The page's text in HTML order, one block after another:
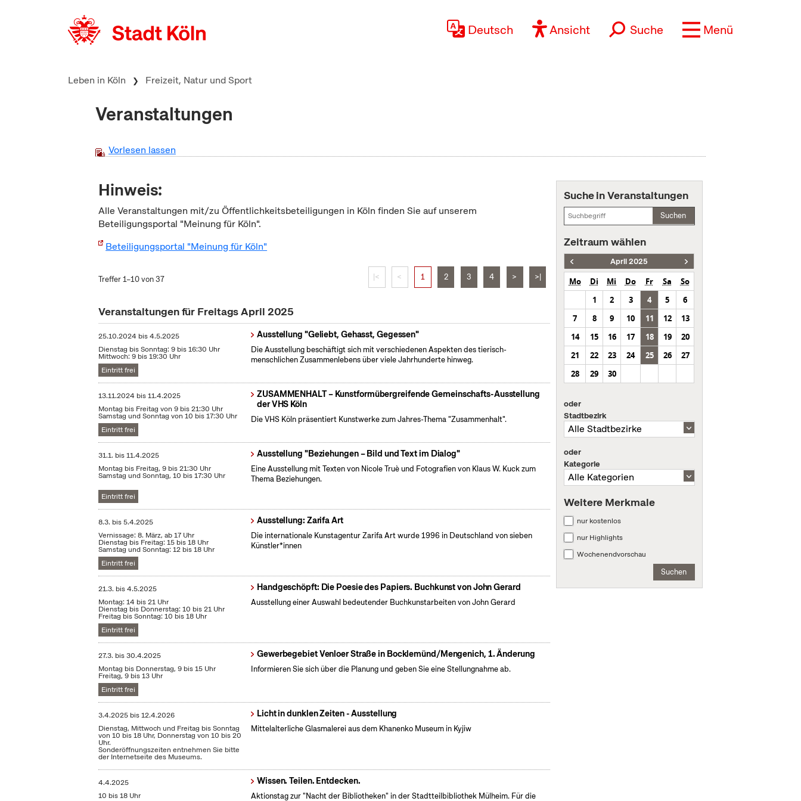
Deutsch Ansicht Suche Menü
Leben in Köln Freizeit, Natur und Sport
Veranstaltungen
Vorlesen lassen
Hinweis:
Alle Veranstaltungen mit/zu Öffentlichkeitsbeteiligungen in Köln finden Sie auf unserem
Beteiligungsportal "Meinung für Köln".
Beteiligungsportal "Meinung für Köln"
Treffer 1–10 von 37 |< < 1 2 3 4 > >|
Veranstaltungen für Freitags April 2025
25.10.2024 bis4.5.2025
Dienstag bis Sonntag: 9 bis 16:30 Uhr
Mittwoch: 9 bis 19:30 Uhr
Eintritt frei
Ausstellung "Geliebt, Gehasst, Gegessen"
Die Ausstellung beschäftigt sich mit verschiedenen Aspekten des tierisch-
menschlichen Zusammenlebens über viele Jahrhunderte hinweg.
13.11.2024 bis11.4.2025
Montag bis Freitag von 9 bis 21:30 Uhr
Samstag und Sonntag von 10 bis 17:30 Uhr
Eintritt frei
ZUSAMMENHALT – Kunstformübergreifende Gemeinschafts-Ausstellung
der VHS Köln
Die VHS Köln präsentiert Kunstwerke zum Jahres-Thema "Zusammenhalt".
31.1. bis11.4.2025
Montag bis Freitag, 9 bis 21:30 Uhr
Samstag und Sonntag, 10 bis 17:30 Uhr
Eintritt frei
Ausstellung "Beziehungen – Bild und Text im Dialog"
Eine Ausstellung mit Texten von Nicole Truè und Fotografien von Klaus W. Kuck zum
Thema Beziehungen.
8.3. bis5.4.2025
Vernissage: 8. März, ab 17 Uhr
Dienstag bis Freitag: 15 bis 18 Uhr
Samstag und Sonntag: 12 bis 18 Uhr
Eintritt frei
Ausstellung: Zarifa Art
Die internationale Kunstagentur Zarifa Art wurde 1996 in Deutschland von sieben
Künstler*innen
21.3. bis4.5.2025
Montag: 14 bis 21 Uhr
Dienstag bis Donnerstag: 10 bis 21 Uhr
Freitag bis Sonntag: 10 bis 18 Uhr
Eintritt frei
Handgeschöpft: Die Poesie des Papiers. Buchkunst von John Gerard
Ausstellung einer Auswahl bedeutender Buchkunstarbeiten von John Gerard
27.3. bis30.4.2025
Montag bis Donnerstag, 9 bis 15 Uhr
Freitag, 9 bis 13 Uhr
Eintritt frei
Gewerbegebiet Venloer Straße in Bocklemünd/Mengenich, 1. Änderung
Informieren Sie sich über die Planung und geben Sie eine Stellungnahme ab.
3.4.2025 bis12.4.2026
Dienstag, Mittwoch und Freitag bis Sonntag
von 10 bis 18 Uhr, Donnerstag von 10 bis 20
Uhr.
Sonderöffnungszeiten entnehmen Sie bitte
der Internetseite des Museums.
Licht in dunklen Zeiten - Ausstellung
Mittelalterliche Glasmalerei aus dem Khanenko Museum in Kyjiw
4.4.2025
10 bis 18 Uhr
Wissen. Teilen. Entdecken.
Aktionstag zur "Nacht der Bibliotheken" in der Stadtteilbibliothek Mülheim. Für die
Suche in Veranstaltungen
Suchen
Zeitraum wählen
April 2025
Mo Di Mi Do Fr Sa
So
1
2 3 4 5
6
7
8 9 10 11 12
13
14
15 16 17 18 19
20
21
22 23 24 25 26
27
28
29 30
oder
Stadtbezirk
oder
Kategorie
Weitere Merkmale
nur kostenlos
nur Highlights
Wochenendvorschau
Suchen